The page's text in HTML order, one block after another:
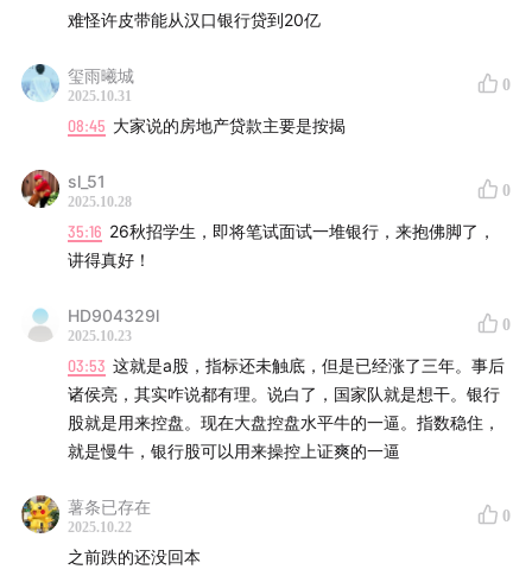
分析思路：资产负债表 → 利润表。
的利息支出，得出净利息收入（营业收入）。以及净手续费
收入、投资收益，最后形成总收入。
支、所得税费用。
「✅银行理财业务：刚性兑付 → 净值化管理」
非标：非标准化债权。本质上就是一笔借款。
理财产品：高息揽存，给客户一笔固定的，剩下的给我。
资产新规实施后，强制它回到资管产品的本质，即管理人按
照约定收管理费，剩下的给客户。
债券理财净值波动原理：固定收益≠本金不变，收益率变化影
响市值
现在的银行理财还在转型的过程中。
​「✅银行体系」
1）央行
难怪许皮带能从汉口银行贷到20亿
玺雨曦城
2025.10.31
0
08:45 大家说的房地产贷款主要是按揭
sl_51
2025.10.28
0
35:16 26秋招学生，即将笔试面试一堆银行，来抱佛脚了，
讲得真好！
HD904329l
2025.10.23
0
03:53 这就是a股，指标还未触底，但是已经涨了三年。事后
诸侯亮，其实咋说都有理。说白了，国家队就是想干。银行
股就是用来控盘。现在大盘控盘水平牛的一逼。指数稳住，
就是慢牛，银行股可以用来操控上证爽的一逼
薯条已存在
2025.10.22
0
之前跌的还没回本